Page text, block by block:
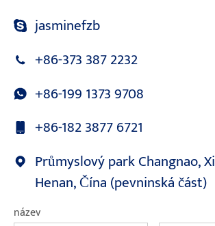
jasminefzb
+86-373 387 2232
+86-199 1373 9708
+86-182 3877 6721
Průmyslový park Changnao,
Henan, Čína (pevninská část)
název